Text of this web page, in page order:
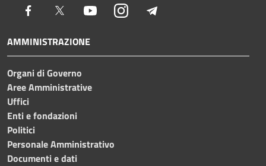
Facebook Twitter YoutubeInstagram
AMMINISTRAZIONE
Organi di Governo
Aree Amministrative
Uffici
Enti e fondazioni
Politici
Personale Amministrativo
Documenti e dati